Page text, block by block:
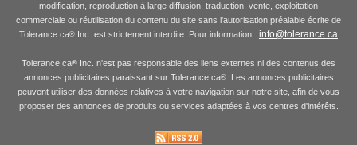
modification, reproduction à large diffusion, traduction, vente, exploitation
commerciale ou réutilisation du contenu du site sans l'autorisation préalable écrite de
Tolerance.ca® Inc. est strictement interdite. Pour information : info@tolerance.ca
Tolerance.ca® Inc. n'est pas responsable des liens externes ni des contenus des
annonces publicitaires paraissant sur Tolerance.ca®. Les annonces publicitaires
peuvent utiliser des données relatives à votre navigation sur notre site, afin de vous
proposer des annonces de produits ou services adaptées à vos centres d'intérêts.